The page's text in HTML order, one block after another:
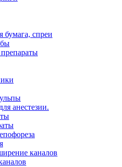
бумага, спреи
анестезии.
каналов